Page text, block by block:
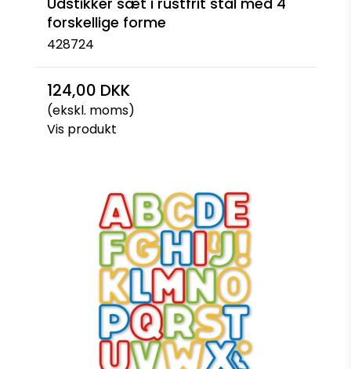
forskellige forme
428724
124,00 DKK
(ekskl. moms)
Vis produkt